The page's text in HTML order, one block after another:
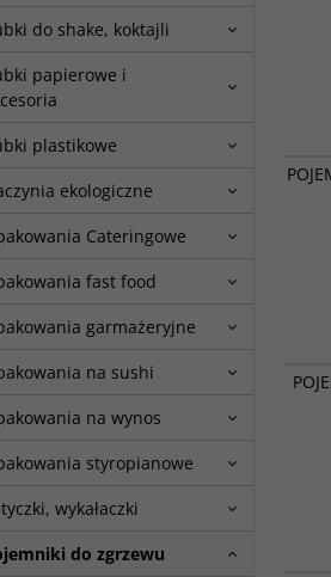
A50
do shake, koktajli
papierowe i
plastikowe
ekologiczne
Cateringowe
fast food
garmażeryjne
na sushi
na wynos
styropianowe
wykałaczki
do zgrzewu